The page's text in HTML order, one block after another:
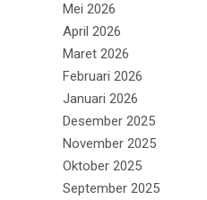
Mei 2026
April 2026
Maret 2026
Februari 2026
Januari 2026
Desember 2025
November 2025
Oktober 2025
September 2025